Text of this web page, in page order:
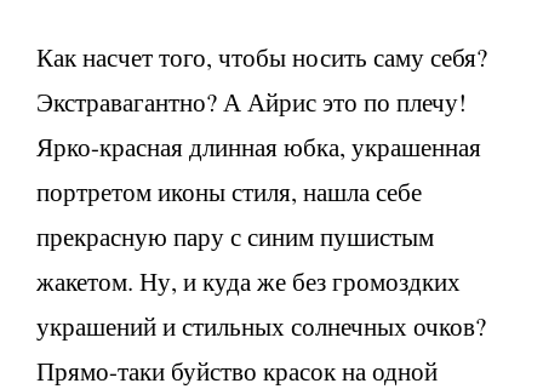
Как насчет того, чтобы носить саму себя?
Экстравагантно? А Айрис это по плечу!
Ярко-красная длинная юбка, украшенная
портретом иконы стиля, нашла себе
прекрасную пару с синим пушистым
жакетом. Ну, и куда же без громоздких
украшений и стильных солнечных очков?
Прямо-таки буйство красок на одной